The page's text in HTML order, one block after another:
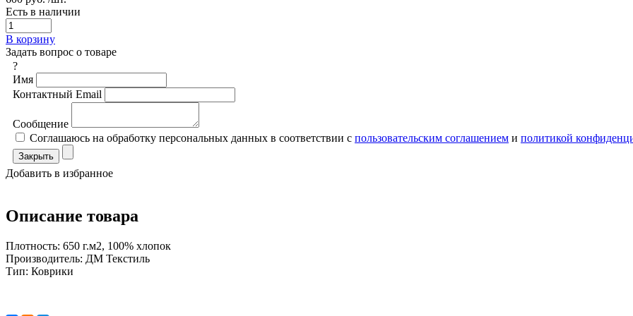
Есть в наличии
В корзину
Задать вопрос о товаре
?
Имя
Контактный Email
Сообщение
Соглашаюсь на обработку персональных данных в соответствии с пользовательским соглашением и политикой
Закрыть
Добавить в избранное
Описание товара
Плотность: 650 г.м2, 100% хлопок
Производитель: ДМ Текстиль
Тип: Коврики